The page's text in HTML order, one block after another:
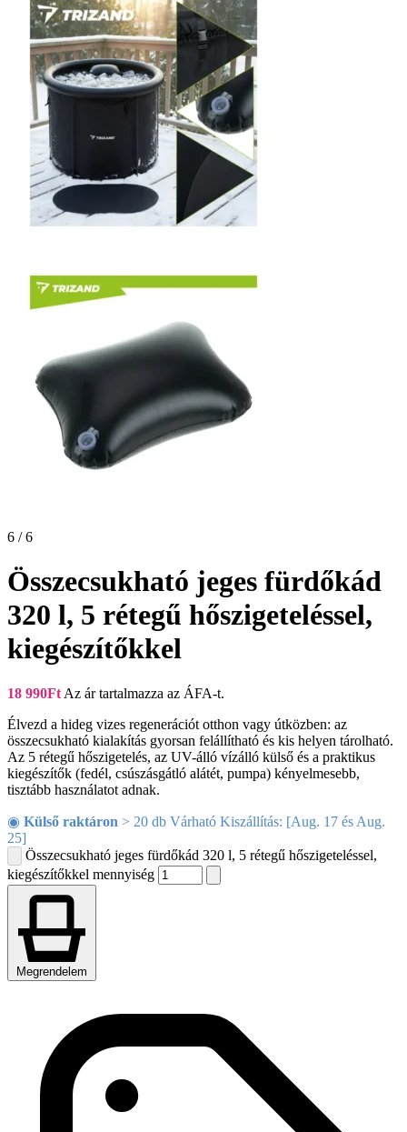
6 / 6
Összecsukható jeges fürdőkád
320 l, 5 rétegű hőszigeteléssel,
kiegészítőkkel
18 990Ft Az ár tartalmazza az ÁFA-t.
Élvezd a hideg vizes regenerációt otthon vagy útközben: az
összecsukható kialakítás gyorsan felállítható és kis helyen tárolható.
Az 5 rétegű hőszigetelés, az UV-álló vízálló külső és a praktikus
kiegészítők (fedél, csúszásgátló alátét, pumpa) kényelmesebb,
tisztább használatot adnak.
◉ Külső raktáron > 20 db Várható Kiszállítás: [Aug. 17 és Aug.
25]
Összecsukható jeges fürdőkád 320 l, 5 rétegű hőszigeteléssel,
kiegészítőkkel mennyiség
Megrendelem